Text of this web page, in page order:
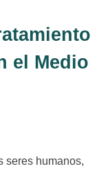
el Medio
seres humanos,